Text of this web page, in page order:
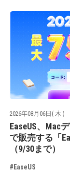
2026年08月06日( 木 )
EaseUS、Mac
で販売する「
（9/30まで）
#EaseUS